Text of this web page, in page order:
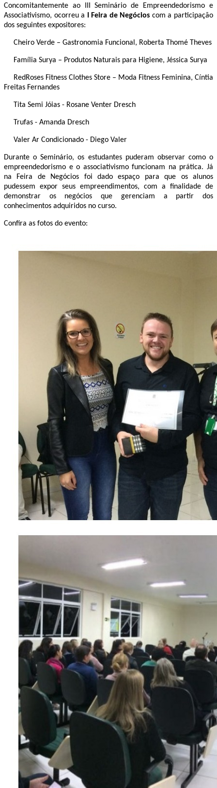
Concomitantemente ao III Seminário de Empreendedorismo e
Associativismo, ocorreu a I Feira de Negócios com a participação
dos seguintes expositores:
Cheiro Verde – Gastronomia Funcional, Roberta Thomé Theves
Família Surya – Produtos Naturais para Higiene, Jéssica Surya
RedRoses Fitness Clothes Store – Moda Fitness Feminina, Cíntia
Freitas Fernandes
Tita Semi Jóias - Rosane Venter Dresch
Trufas - Amanda Dresch
Valer Ar Condicionado - Diego Valer
Durante o Seminário, os estudantes puderam observar como o
empreendedorismo e o associativismo funcionam na prática. Já
na Feira de Negócios foi dado espaço para que os alunos
pudessem expor seus empreendimentos, com a finalidade de
demonstrar os negócios que gerenciam a partir dos
conhecimentos adquiridos no curso.
Confira as fotos do evento: